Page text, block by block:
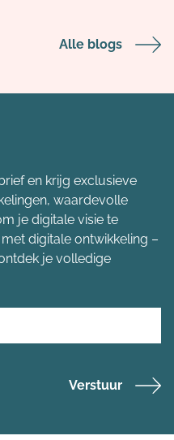
Alle blogs
en krijg exclusieve
waardevolle
je digitale visie te
digitale ontwikkeling –
je volledige
Verstuur